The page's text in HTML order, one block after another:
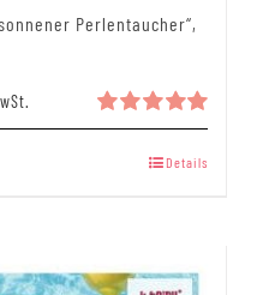
Perlentaucher“,
Bewertet
5.00Details